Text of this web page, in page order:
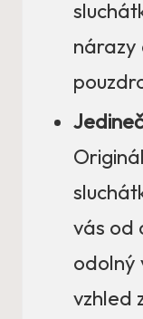
nárazy
vás od
odolný
vzhled